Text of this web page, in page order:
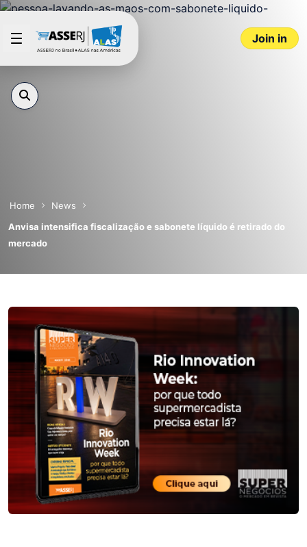
Skip to Main Content
Join in
Home
News
Anvisa intensifica fiscalização e sabonete líquido é retirado do
mercado